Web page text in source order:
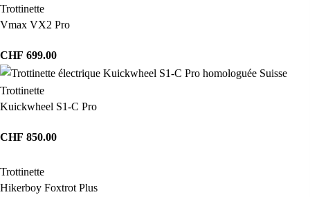
Trottinette
Vmax VX2 Pro
CHF 699.00
Trottinette
Kuickwheel S1-C Pro
CHF 850.00
Trottinette
Hikerboy Foxtrot Plus